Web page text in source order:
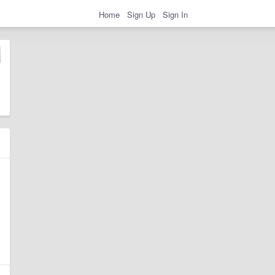
Home Sign Up Sign In